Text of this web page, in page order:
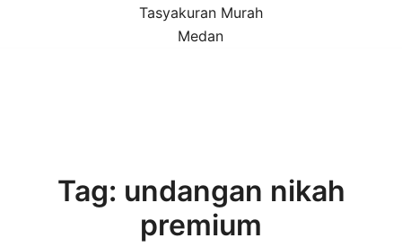
Tasyakuran Murah
Medan
Tag: undangan nikah
premium